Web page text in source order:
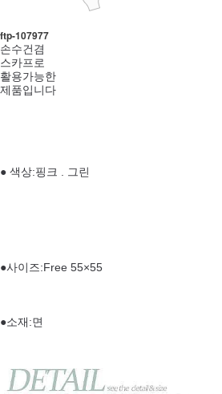
ftp- 107977
손수건겸
스카프로
활용가능한
제품입니다
● 색상:핑크 . 그린
●사이즈:Free 55×55
●소재:면